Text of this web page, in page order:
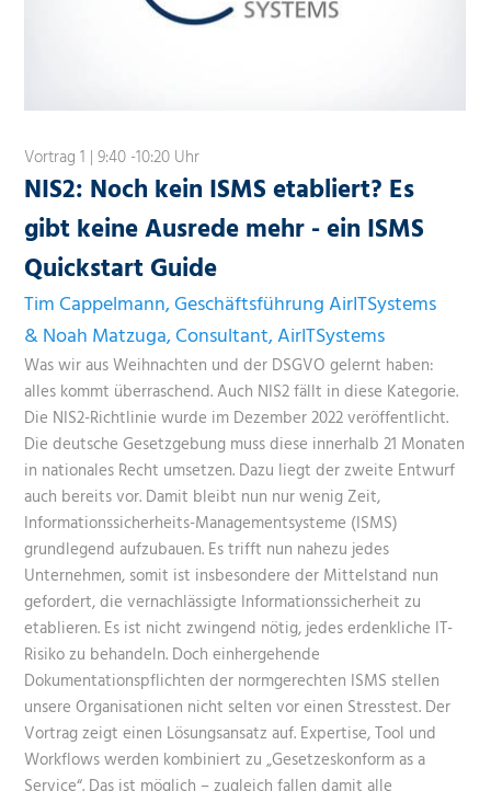
Vortrag 1 | 9:40 -10:20 Uhr
NIS2: Noch kein ISMS etabliert? Es
gibt keine Ausrede mehr - ein ISMS
Quickstart Guide
Tim Cappelmann, Geschäftsführung AirITSystems
& Noah Matzuga, Consultant, AirITSystems
Was wir aus Weihnachten und der DSGVO gelernt haben:
alles kommt überraschend. Auch NIS2 fällt in diese Kategorie.
Die NIS2-Richtlinie wurde im Dezember 2022 veröffentlicht.
Die deutsche Gesetzgebung muss diese innerhalb 21 Monaten
in nationales Recht umsetzen. Dazu liegt der zweite Entwurf
auch bereits vor. Damit bleibt nun nur wenig Zeit,
Informationssicherheits-Managementsysteme (ISMS)
grundlegend aufzubauen. Es trifft nun nahezu jedes
Unternehmen, somit ist insbesondere der Mittelstand nun
gefordert, die vernachlässigte Informationssicherheit zu
etablieren. Es ist nicht zwingend nötig, jedes erdenkliche IT-
Risiko zu behandeln. Doch einhergehende
Dokumentationspflichten der normgerechten ISMS stellen
unsere Organisationen nicht selten vor einen Stresstest. Der
Vortrag zeigt einen Lösungsansatz auf. Expertise, Tool und
Workflows werden kombiniert zu „Gesetzeskonform as a